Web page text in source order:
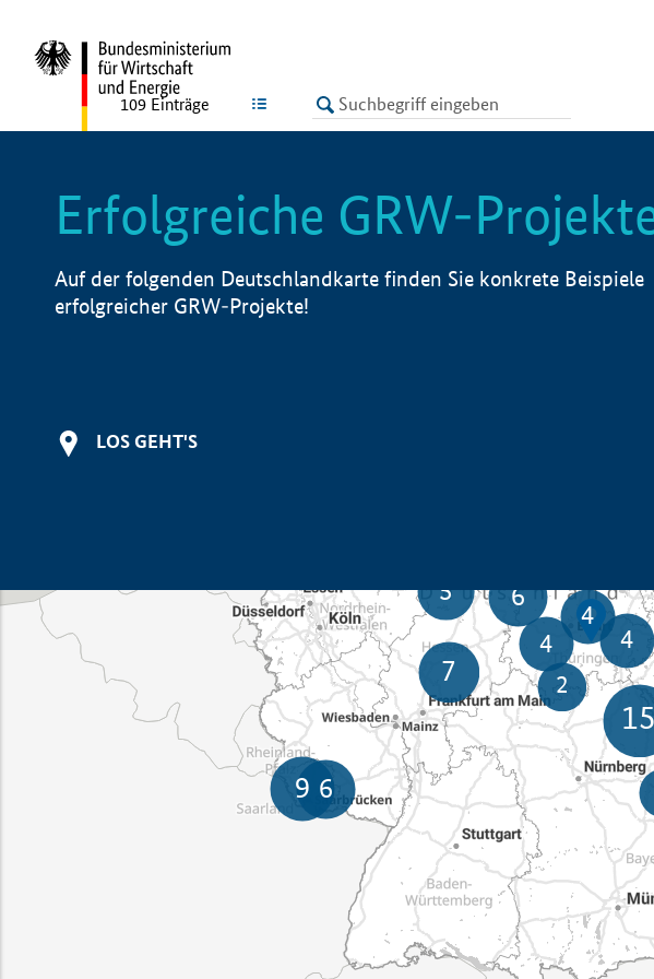
LISTE
109 Einträge
Erfolgreiche GRW-
Auf der folgenden Deutschlandkarte finden Sie konkrete Beispiele
erfolgreicher GRW-Projekte!
LOS GEHT'S